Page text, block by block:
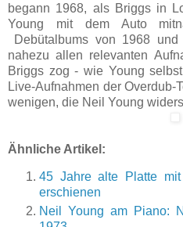
begann 1968, als Briggs in
Young mit dem Auto
Debütalbums von 1968
nahezu allen relevanten
Briggs zog - wie Young
Live-Aufnahmen der
wenigen, die Neil Young
Ähnliche Artikel:
45 Jahre alte Platte
erschienen
Neil Young am Piano: